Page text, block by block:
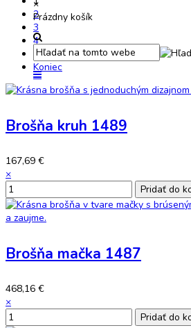
×
Prázdny košík
2
3
4
Nasl.
Koniec
Brošňa kruh 1489
167,69 €
×
Brošňa mačka 1487
468,16 €
×